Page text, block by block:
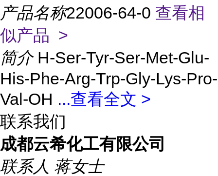
产品名称22006-64-0 查看相
似产品 >
简介 H-Ser-Tyr-Ser-Met-Glu-
His-Phe-Arg-Trp-Gly-Lys-Pro-
Val-OH ...查看全文 >
联系我们
成都云希化工有限公司
联系人 蒋女士